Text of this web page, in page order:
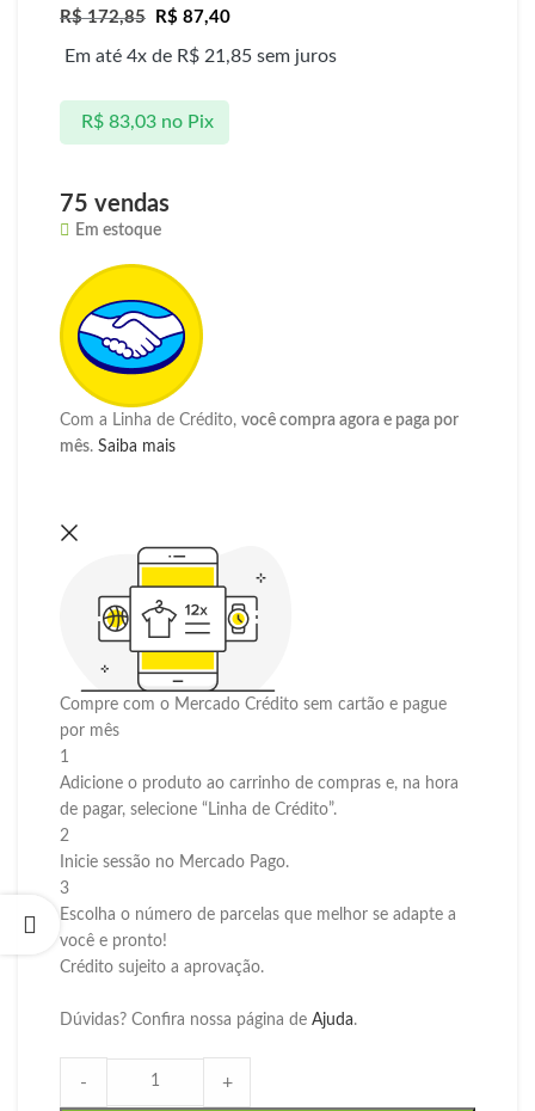
R$172,85 R$ 87,40
Em até 4x de R$ 21,85 sem juros
R$83,03 no Pix
75 vendas
Em estoque
Com a Linha de Crédito, você compra agora e paga por
mês. Saiba mais
Compre com o Mercado Crédito sem cartão e pague
por mês
1
Adicione o produto ao carrinho de compras e, na hora
de pagar, selecione “Linha de Crédito”.
2
Inicie sessão no Mercado Pago.
3
Escolha o número de parcelas que melhor se adapte a
você e pronto!
Crédito sujeito a aprovação.
Dúvidas? Confira nossa página de Ajuda.
- +